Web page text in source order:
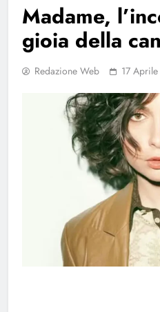
Madame,
gioia della
Redazione Web 17